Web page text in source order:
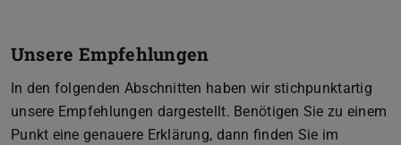
Unsere Empfehlungen
In den folgenden Abschnitten haben wir stichpunktartig
unsere Empfehlungen dargestellt. Benötigen Sie zu einem
Punkt eine genauere Erklärung, dann finden Sie im